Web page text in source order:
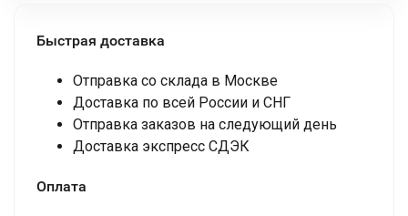
Быстрая доставка
Отправка со склада в Москве
Доставка по всей России и СНГ
Отправка заказов на следующий день
Доставка экспресс СДЭК
Оплата